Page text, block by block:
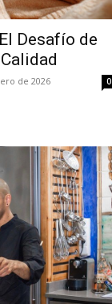
Desafío de
de 2026 0